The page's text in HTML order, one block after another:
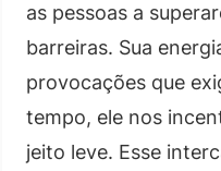
as pessoas a
barreiras. Sua
provocações que
tempo, ele nos
jeito leve. Esse